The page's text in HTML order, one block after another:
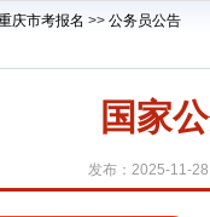
庆市考报名 >> 公务员公告
国家
发布：2025-11-